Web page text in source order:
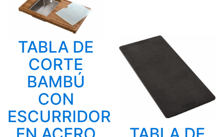
TABLA DE
CORTE
BAMBÚ
CON
ESCURRIDOR